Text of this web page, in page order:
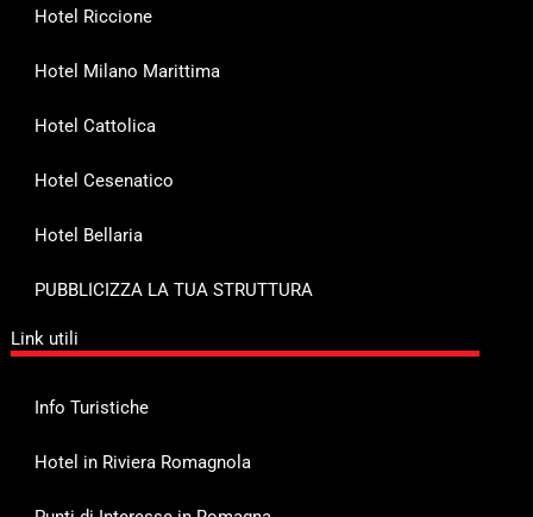
Hotel Riccione
Hotel Milano Marittima
Hotel Cattolica
Hotel Cesenatico
Hotel Bellaria
PUBBLICIZZA LA TUA STRUTTURA
Link utili
Info Turistiche
Hotel in Riviera Romagnola